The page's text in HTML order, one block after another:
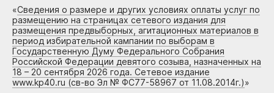
«Сведения о размере и других условиях оплаты услуг по
размещению на страницах сетевого издания для
размещения предвыборных, агитационных материалов в
период избирательной кампании по выборам в
Государственную Думу Федерального Собрания
Российской Федерации девятого созыва, назначенных на
18 – 20 сентября 2026 года. Сетевое издание
www.kp40.ru (св-во Эл № ФС77-58967 от 11.08.2014г.)»